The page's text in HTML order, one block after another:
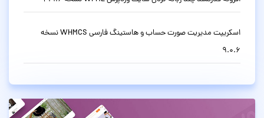
اسکریپت مدیریت صورت حساب و هاستینگ فارسی WHMCS نسخه
9.0.6